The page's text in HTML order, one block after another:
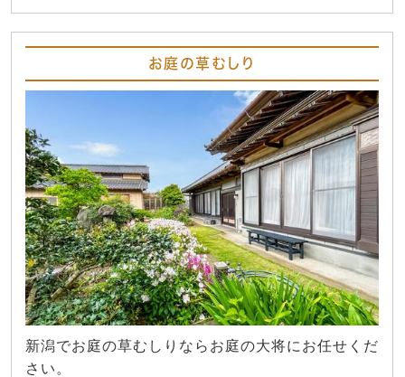
お庭の草むしり
新潟でお庭の草むしりならお庭の大将にお任せくだ
さい。